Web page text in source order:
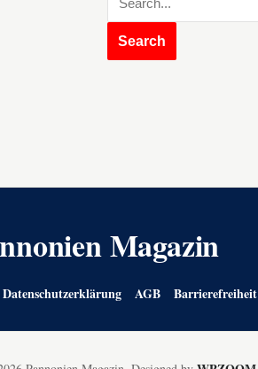
Magazin
Datenschutzerklärung AGB Barrierefreiheit